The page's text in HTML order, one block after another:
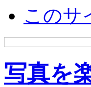
このサ
写真を